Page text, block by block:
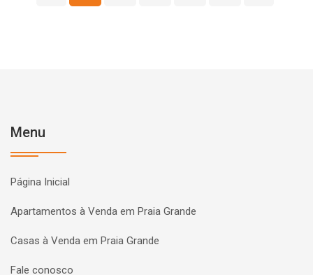
Menu
Página Inicial
Apartamentos à Venda em Praia Grande
Casas à Venda em Praia Grande
Fale conosco